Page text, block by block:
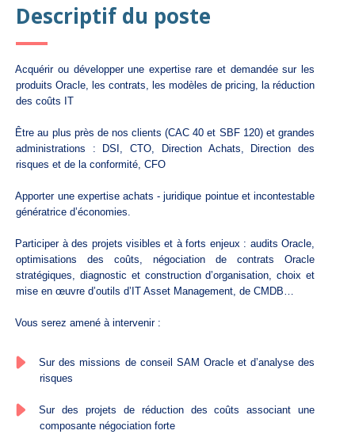
Descriptif du poste
Acquérir ou développer une expertise rare et demandée sur les
produits Oracle, les contrats, les modèles de pricing, la réduction
des coûts IT
Être au plus près de nos clients (CAC 40 et SBF 120) et grandes
administrations : DSI, CTO, Direction Achats, Direction des
risques et de la conformité, CFO
Apporter une expertise achats - juridique pointue et incontestable
génératrice d’économies.
Participer à des projets visibles et à forts enjeux : audits Oracle,
optimisations des coûts, négociation de contrats Oracle
stratégiques, diagnostic et construction d’organisation, choix et
mise en œuvre d’outils d’IT Asset Management, de CMDB…
Vous serez amené à intervenir :
Sur des missions de conseil SAM Oracle et d’analyse des
risques
Sur des projets de réduction des coûts associant une
composante négociation forte